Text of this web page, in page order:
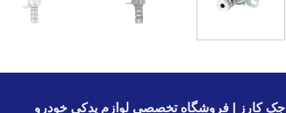
جک کارز | فروشگاه تخصصی لوازم یدکی خودرو